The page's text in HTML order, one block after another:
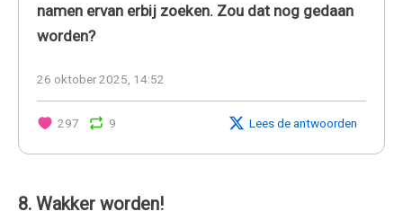
namen ervan erbij zoeken. Zou dat nog gedaan
worden?
26 oktober 2025, 14:52
297 9 Lees de antwoorden
8. Wakker worden!